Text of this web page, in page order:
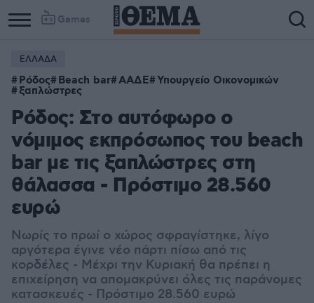
Games
ΕΛΛΑΔΑ
Ρόδος Beach bar ΑΑΔΕ Υπουργείο Οικονομικών
ξαπλώστρες
Ρόδος: Στο αυτόφωρο ο
νόμιμος εκπρόσωπος του beach
bar με τις ξαπλώστρες στη
θάλασσα - Πρόστιμο 28.560
ευρώ
Νωρίς το πρωί ο χώρος σφραγίστηκε, λίγο
αργότερα έγινε νέο πάρτι πίσω από τις
κορδέλες - Μέχρι την Κυριακή θα πρέπει η
επιχείρηση να απομακρύνει όλες τις παράνομες
κατασκευές - Πρόστιμο 28.560 ευρώ